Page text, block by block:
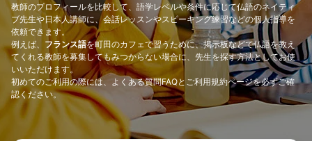
教師のプロフィールを比較して、語学レベルや条件に応じて仏語のネイティ
ブ先生や日本人講師に、会話レッスンやスピーキング練習などの個人指導を
依頼できます。
例えば、 フランス語を町田のカフェで習うために、掲示板などで仏語を教え
てくれる教師を募集してもみつからない場合に、先生を探す方法としてお使
いいただけます。
初めてのご利用の際には、 よくある質問FAQと ご利用規約ページを必ずご確
認ください。